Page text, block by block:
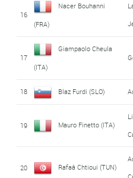
16
Nacer Bouhanni
(FRA)
17
Giampaolo Cheula
(ITA)
18 Blaz Furdi (SLO)
19 Mauro Finetto (ITA)
20 Rafaâ Chtioui (TUN)